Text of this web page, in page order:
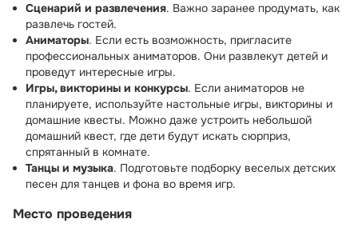
Сценарий и развлечения. Важно заранее продумать, как
развлечь гостей.
Аниматоры. Если есть возможность, пригласите
профессиональных аниматоров. Они развлекут детей и
проведут интересные игры.
Игры, викторины и конкурсы. Если аниматоров не
планируете, используйте настольные игры, викторины и
домашние квесты. Можно даже устроить небольшой
домашний квест, где дети будут искать сюрприз,
спрятанный в комнате.
Танцы и музыка. Подготовьте подборку веселых детских
песен для танцев и фона во время игр.
Место проведения